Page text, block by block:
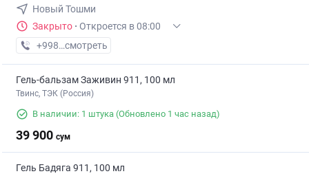
Новый Тошми
Закрыто · Откроется в 08:00
+998 (77) XXX-XX-XX
смотреть
Гель-бальзам Заживин 911, 100 мл
Твинс, ТЭК (Россия)
В наличии: 1 штука (Обновлено 1 час назад)
39 900 сум
Гель Бадяга 911, 100 мл